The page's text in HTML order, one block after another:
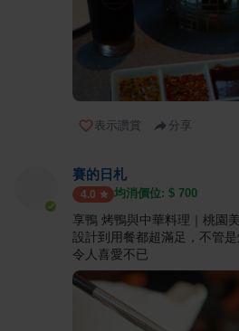
表示讚賞 分享
賽的日札
4.0 均消價位: $ 700
享鴨 烤鴨與中華料理｜桃園
設計到用餐都超滿足，不管
令人喜愛不已